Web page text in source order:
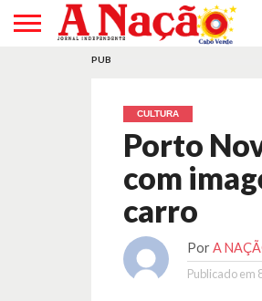
PUB
CULTURA
Porto
com
carro
Por A
Publicado em